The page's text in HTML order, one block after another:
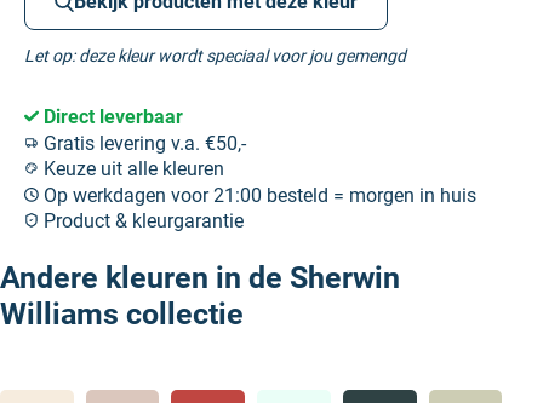
Let op: deze kleur wordt speciaal voor jou gemengd
Direct leverbaar
Gratis levering v.a. €50,-
Keuze uit alle kleuren
Op werkdagen voor 21:00 besteld = morgen in huis
Product & kleurgarantie
Andere kleuren in de Sherwin
Williams collectie